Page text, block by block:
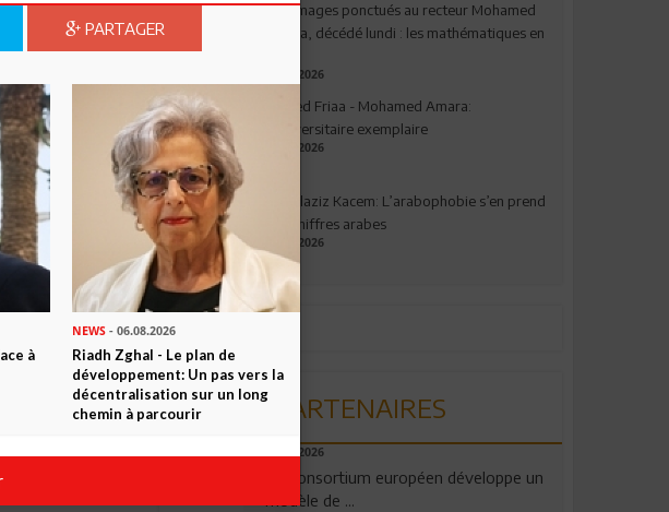
Hommages ponctués au recteur Mohamed
Amara, décédé lundi : les mathématiques en
03.08.2026
Ahmed Friaa - Mohamed Amara:
l’Universitaire exemplaire
04.08.2026
Abdelaziz Kacem: L’arabophobie s’en prend
aux chiffres arabes
09.07.2026
PARTENAIRES
06.08.2026
Un consortium européen développe un
modèle de ...
PARTAGER
à
NEWS- 06.08.2026
Riadh Zghal - Le plan de
développement: Un pas vers la
décentralisation sur un long
chemin à parcourir